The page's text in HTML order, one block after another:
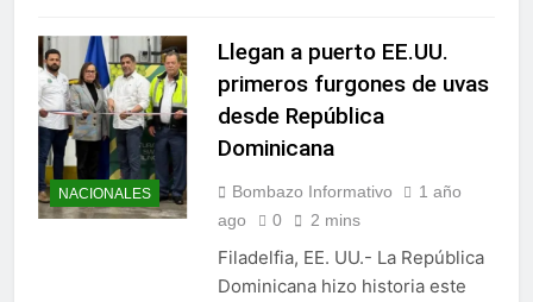
NACIONALES
Llegan a puerto EE.UU.
primeros furgones de uvas
desde República
Dominicana
Bombazo Informativo
1 año
ago
0 2 mins
Filadelfia, EE. UU.- La República
Dominicana hizo historia este